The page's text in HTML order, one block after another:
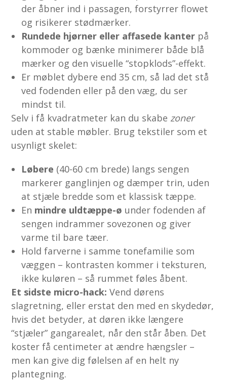
der åbner ind i passagen, forstyrrer flowet
og risikerer stødmærker.
Rundede hjørner eller affasede kanter på
kommoder og bænke minimerer både blå
mærker og den visuelle “stopklods”-effekt.
Er møblet dybere end 35 cm, så lad det stå
ved fodenden eller på den væg, du ser
mindst til.
Selv i få kvadratmeter kan du skabe zoner
uden at stable møbler. Brug tekstiler som et
usynligt skelet:
Løbere (40-60 cm brede) langs sengen
markerer ganglinjen og dæmper trin, uden
at stjæle bredde som et klassisk tæppe.
En mindre uldtæppe-ø under fodenden af
sengen indrammer sovezonen og giver
varme til bare tæer.
Hold farverne i samme tonefamilie som
væggen – kontrasten kommer i teksturen,
ikke kuløren – så rummet føles åbent.
Et sidste micro-hack: Vend dørens
slagretning, eller erstat den med en skydedør,
hvis det betyder, at døren ikke længere
“stjæler” gangarealet, når den står åben. Det
koster få centimeter at ændre hængsler –
men kan give dig følelsen af en helt ny
plantegning.